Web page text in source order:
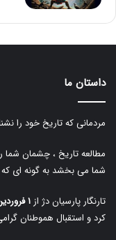
داستان ما
مردمانی که تاریخ خود را
مطالعه تاریخ ، چشمان شما
شما می بخشد به گونه ای
تارنگار پارسیان دژ از ۱ فروردین ۱۳۹۱
کرد و استقبال هموطنان